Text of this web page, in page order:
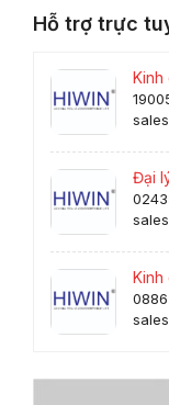
Hỗ trợ trực
Kinh
Đại
Kinh